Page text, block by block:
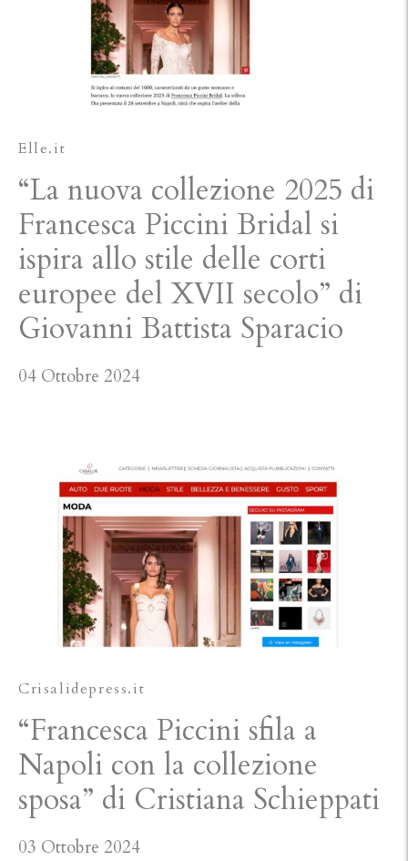
Elle.it
“La nuova collezione 2025 di
Francesca Piccini Bridal si
ispira allo stile delle corti
europee del XVII secolo” di
Giovanni Battista Sparacio
04 Ottobre 2024
Crisalidepress.it
“Francesca Piccini sfila a
Napoli con la collezione
sposa” di Cristiana Schieppati
03 Ottobre 2024